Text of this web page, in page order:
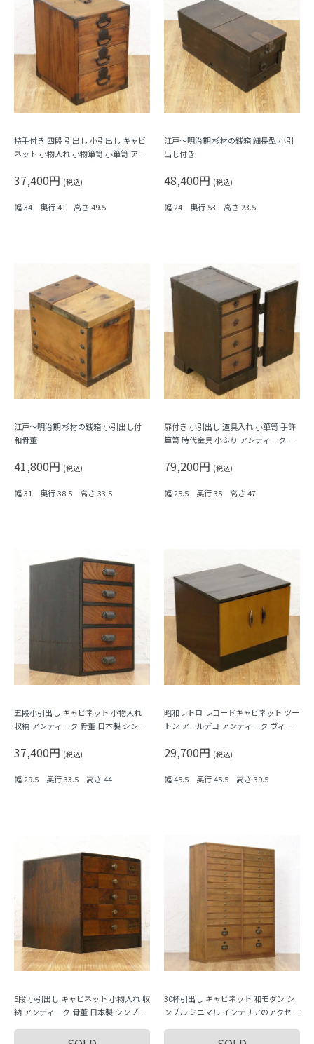
持手付き 四段 引出し 小引出し キャビ
ネット 小物入れ 小物箪笥 小箪笥 アン
37,400円 (税込)
幅 34 奥行 41 高さ 49.5
江戸～明治期 杉材の銭箱 細長型 小引
出し付き
48,400円 (税込)
幅 24 奥行 53 高さ 23.5
江戸～明治期 杉材の銭箱 小引出し付
和骨董
41,800円 (税込)
幅 31 奥行 38.5 高さ 33.5
扉付き 小引出し 道具入れ 小箪笥 手許
箪笥 時代金具 小ぶり アンティーク 和
79,200円 (税込)
幅 25.5 奥行 35 高さ 47
五段小引出し キャビネット 小物入れ
収納 アンティーク 骨董 日本製 シンプ
37,400円 (税込)
幅 29.5 奥行 33.5 高さ 44
昭和レトロ レコードキャビネット ツー
トン アールデコ アンティーク ヴィン
29,700円 (税込)
幅 45.5 奥行 45.5 高さ 39.5
5段 小引出し キャビネット 小物入れ 収
納 アンティーク 骨董 日本製 シンプル
30杯引出し キャビネット 和モダン シ
ンプル ミニマル インテリアのアクセン